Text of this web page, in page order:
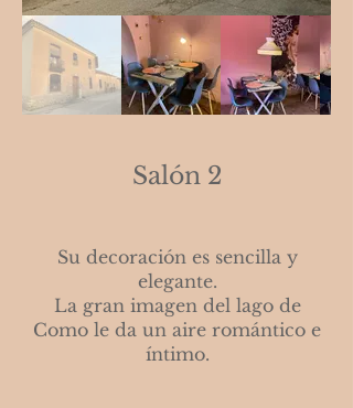
Salón 2
Su decoración es sencilla y
elegante.
La gran imagen del lago de
Como le da un aire romántico e
íntimo.